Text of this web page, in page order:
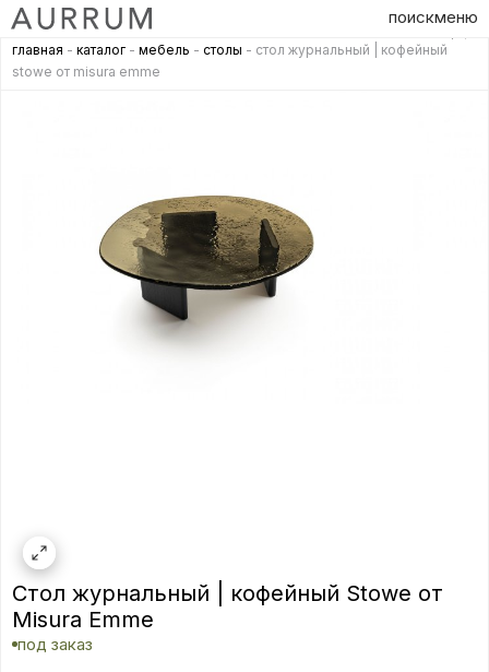
поискменю
главная - каталог - мебель - столы - стол журнальный | кофейный
stowe от misura emme
Стол журнальный | кофейный Stowe от
Misura Emme
под заказ